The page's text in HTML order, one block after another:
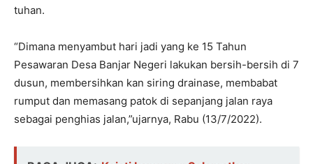
tuhan.
“Dimana menyambut hari jadi yang ke 15 Tahun
Pesawaran Desa Banjar Negeri lakukan bersih-bersih di 7
dusun, membersihkan kan siring drainase, membabat
rumput dan memasang patok di sepanjang jalan raya
sebagai penghias jalan,”ujarnya, Rabu (13/7/2022).